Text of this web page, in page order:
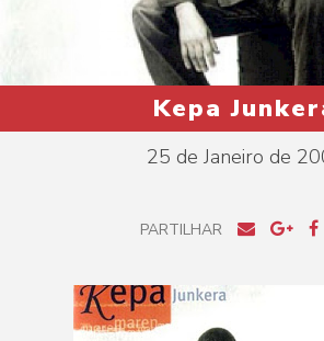
Kepa
25 de Janeiro de
PARTILHAR